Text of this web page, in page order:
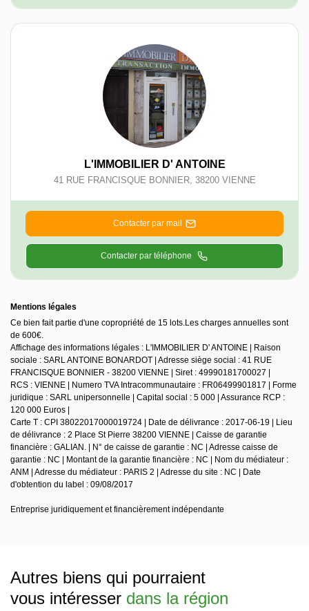
L'IMMOBILIER D' ANTOINE
41 RUE FRANCISQUE BONNIER, 38200 VIENNE
Contacter par mail
Contacter par téléphone
Mentions légales
Ce bien fait partie d'une copropriété de 15 lots.Les charges annuelles sont
de 600€.
Affichage des informations légales : L'IMMOBILIER D' ANTOINE | Raison
sociale : SARL ANTOINE BONARDOT | Adresse siège social : 41 RUE
FRANCISQUE BONNIER - 38200 VIENNE | Siret : 49990181700027 |
RCS : VIENNE | Numero TVA Intracommunautaire : FR06499901817 | Forme
juridique : SARL unipersonnelle | Capital social : 5 000 | Assurance RCP :
120 000 Euros |
Carte T : CPI 38022017000019724 | Date de délivrance : 2017-06-19 | Lieu
de délivrance : 2 Place St Pierre 38200 VIENNE | Caisse de garantie
financière : GALIAN. | N° de caisse de garantie : NC | Adresse caisse de
garantie : NC | Montant de la garantie financière : NC | Nom du médiateur :
ANM | Adresse du médiateur : PARIS 2 | Adresse du site : NC | Date
d'obtention du label : 09/08/2017
Entreprise juridiquement et financièrement indépendante
Autres biens qui pourraient
vous intéresser dans la région